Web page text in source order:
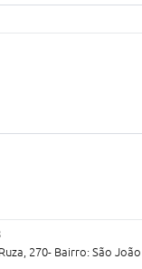
270- Bairro: São